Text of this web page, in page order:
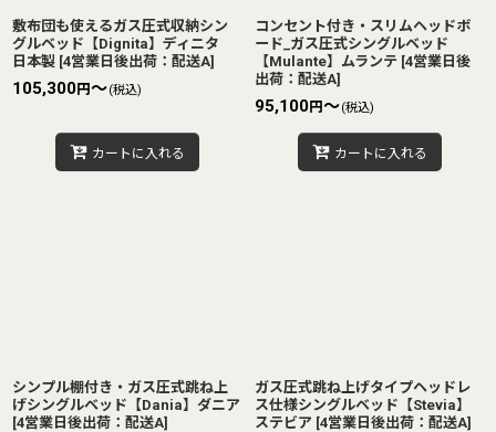
敷布団も使えるガス圧式収納シン
グルベッド【Dignita】ディニタ
日本製 [4営業日後出荷：配送A]
105,300円～(税込)
カートに入れる
コンセント付き・スリムヘッドボ
ード_ガス圧式シングルベッド
【Mulante】ムランテ [4営業日後
出荷：配送A]
95,100円～(税込)
カートに入れる
シンプル棚付き・ガス圧式跳ね上
げシングルベッド【Dania】ダニア
[4営業日後出荷：配送A]
ガス圧式跳ね上げタイプヘッドレ
ス仕様シングルベッド【Stevia】
ステビア [4営業日後出荷：配送A]